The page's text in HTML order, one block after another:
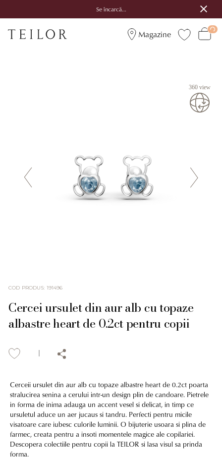
Se încarcă...
Magazine
360 view
COD PRODUS: 191496
Cercei ursulet din aur alb cu topaze
albastre heart de 0.2ct pentru copii
Cerceii ursulet din aur alb cu topaze albastre heart de 0.2ct poarta
stralucirea senina a cerului intr-un design plin de candoare. Pietrele
in forma de inima adauga un accent vesel si delicat, in timp ce
ursuletul aduce un aer jucaus si tandru. Perfecti pentru micile
visatoare care iubesc culorile luminii. O bijuterie usoara si plina de
farmec, creata pentru a insoti momentele magice ale copilariei.
Descopera colectiile pentru copii la TEILOR si lasa visul sa prinda
forma.